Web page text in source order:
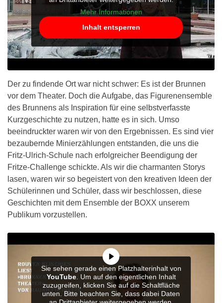
Mehr Informationen
Inhalt entsperren
Der zu findende Ort war nicht schwer: Es ist der Brunnen
vor dem Theater. Doch die Aufgabe, das Figurenensemble
des Brunnens als Inspiration für eine selbstverfasste
Kurzgeschichte zu nutzen, hatte es in sich. Umso
beeindruckter waren wir von den Ergebnissen. Es sind vier
bezaubernde Minierzählungen entstanden, die uns die
Fritz-Ulrich-Schule nach erfolgreicher Beendigung der
Fritze-Challenge schickte. Als wir die charmanten Storys
lasen, waren wir so begeistert von den kreativen Ideen der
Schülerinnen und Schüler, dass wir beschlossen, diese
Geschichten mit dem Ensemble der BOXX unserem
Publikum vorzustellen.
Sie sehen gerade einen Platzhalterinhalt von
YouTube. Um auf den eigentlichen Inhalt
zuzugreifen, klicken Sie auf die Schaltfläche
unten. Bitte beachten Sie, dass dabei Daten